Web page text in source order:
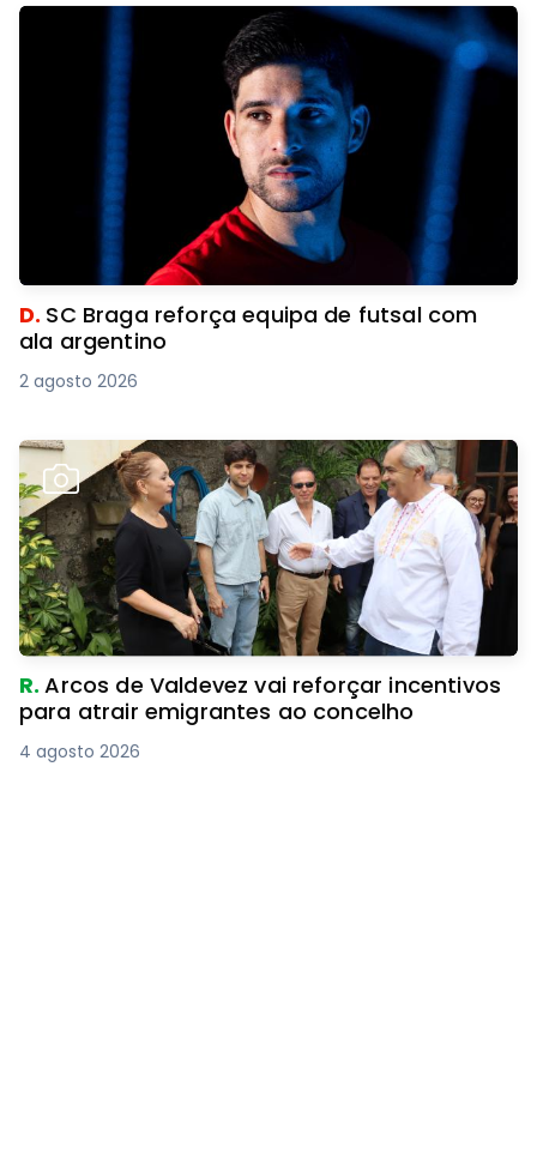
D. SC Braga reforça equipa de futsal com
ala argentino
2 agosto 2026
R.Arcos de Valdevez vai reforçar incentivos
para atrair emigrantes ao concelho
4 agosto 2026